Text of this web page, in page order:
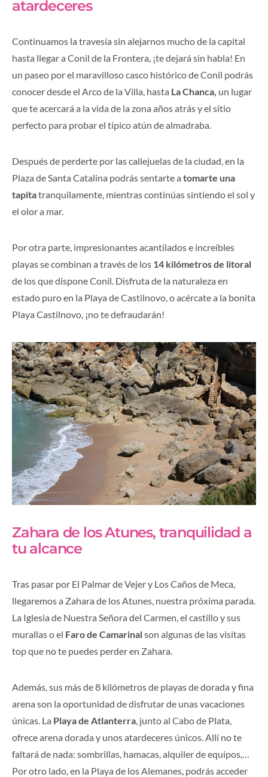
atardeceres
Continuamos la travesía sin alejarnos mucho de la capital
hasta llegar a Conil de la Frontera, ¡te dejará sin habla! En
un paseo por el maravilloso casco histórico de Conil podrás
conocer desde el Arco de la Villa, hasta La Chanca, un lugar
que te acercará a la vida de la zona años atrás y el sitio
perfecto para probar el típico atún de almadraba.
Después de perderte por las callejuelas de la ciudad, en la
Plaza de Santa Catalina podrás sentarte a tomarte una
tapitatranquilamente, mientras continúas sintiendo el sol y
el olor a mar.
Por otra parte, impresionantes acantilados e increíbles
playas se combinan a través de los 14 kilómetros de litoral
de los que dispone Conil. Disfruta de la naturaleza en
estado puro en la Playa de Castilnovo, o acércate a la bonita
Playa Castilnovo, ¡no te defraudarán!
Zahara de los Atunes, tranquilidad a
tu alcance
Tras pasar por El Palmar de Vejer y Los Caños de Meca,
llegaremos a Zahara de los Atunes, nuestra próxima parada.
La Iglesia de Nuestra Señora del Carmen, el castillo y sus
murallas o el Faro de Camarinalson algunas de las visitas
top que no te puedes perder en Zahara.
Además, sus más de 8 kilómetros de playas de dorada y fina
arena son la oportunidad de disfrutar de unas vacaciones
únicas. La Playa de Atlanterra, junto al Cabo de Plata,
ofrece arena dorada y unos atardeceres únicos. Allí no te
faltará de nada: sombrillas, hamacas, alquiler de equipos,…
Por otro lado, en la Playa de los Alemanes, podrás acceder